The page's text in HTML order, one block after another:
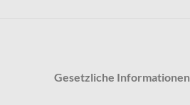
Gesetzliche Informationen